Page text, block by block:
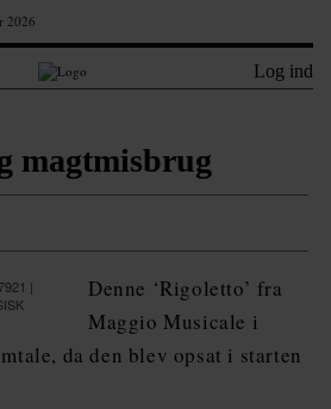
Log ind
magtmisbrug
Denne ‘Rigoletto’ fra
Maggio Musicale i
da den blev opsat i starten